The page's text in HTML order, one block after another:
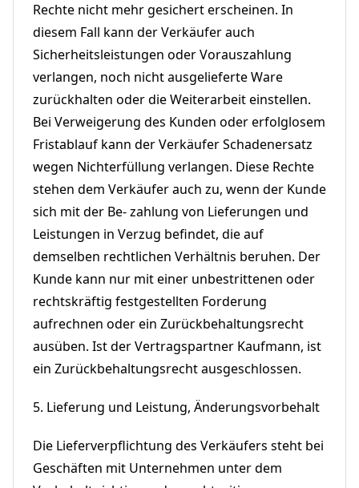
Rechte nicht mehr gesichert erscheinen. In
diesem Fall kann der Verkäufer auch
Sicherheitsleistungen oder Vorauszahlung
verlangen, noch nicht ausgelieferte Ware
zurückhalten oder die Weiterarbeit einstellen.
Bei Verweigerung des Kunden oder erfolglosem
Fristablauf kann der Verkäufer Schadenersatz
wegen Nichterfüllung verlangen. Diese Rechte
stehen dem Verkäufer auch zu, wenn der Kunde
sich mit der Be- zahlung von Lieferungen und
Leistungen in Verzug befindet, die auf
demselben rechtlichen Verhältnis beruhen. Der
Kunde kann nur mit einer unbestrittenen oder
rechtskräftig festgestellten Forderung
aufrechnen oder ein Zurückbehaltungsrecht
ausüben. Ist der Vertragspartner Kaufmann, ist
ein Zurückbehaltungsrecht ausgeschlossen.
5. Lieferung und Leistung, Änderungsvorbehalt
Die Lieferverpflichtung des Verkäufers steht bei
Geschäften mit Unternehmen unter dem